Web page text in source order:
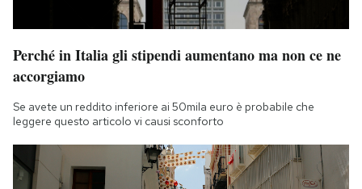
Perché in Italia gli stipendi aumentano ma non ce ne
accorgiamo
Se avete un reddito inferiore ai 50mila euro è probabile che
leggere questo articolo vi causi sconforto